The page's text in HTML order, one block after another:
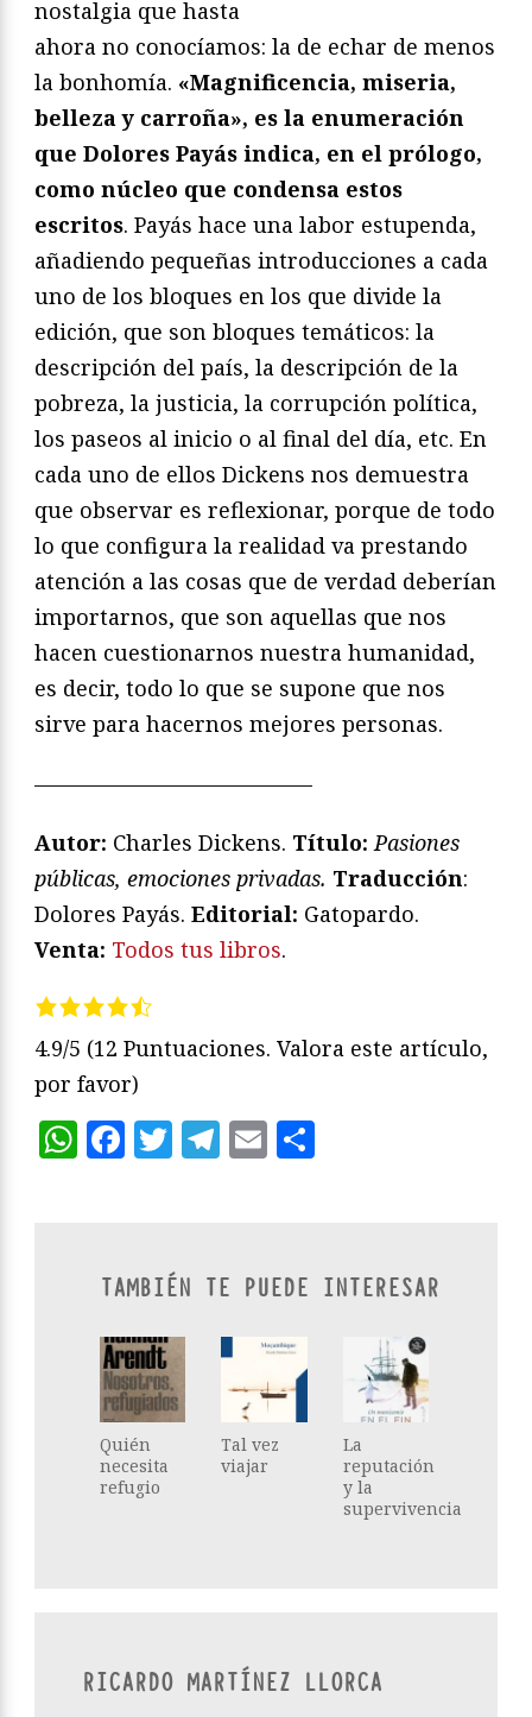
nostalgia que hasta
ahora no conocíamos: la de echar de menos
la bonhomía. «Magnificencia, miseria,
belleza y carroña», es la enumeración
que Dolores Payás indica, en el prólogo,
como núcleo que condensa estos
escritos. Payás hace una labor estupenda,
añadiendo pequeñas introducciones a cada
uno de los bloques en los que divide la
edición, que son bloques temáticos: la
descripción del país, la descripción de la
pobreza, la justicia, la corrupción política,
los paseos al inicio o al final del día, etc. En
cada uno de ellos Dickens nos demuestra
que observar es reflexionar, porque de todo
lo que configura la realidad va prestando
atención a las cosas que de verdad deberían
importarnos, que son aquellas que nos
hacen cuestionarnos nuestra humanidad,
es decir, todo lo que se supone que nos
sirve para hacernos mejores personas.
—————————————
Autor: Charles Dickens. Título:Pasiones
públicas, emociones privadas. Traducción:
Dolores Payás. Editorial: Gatopardo.
Venta: Todos tus libros.
4.9/5 (12 Puntuaciones. Valora este artículo,
por favor)
WhatsApp
Facebook
Twitter
Telegram
Email
TAMBIÉN TE PUEDE INTERESAR
Quién
necesita
refugio
Tal vez
viajar
La
reputación
y la
supervivencia
RICARDO MARTÍNEZ LLORCA